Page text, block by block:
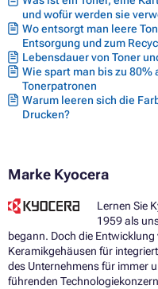
und wofür werden sie
Wo entsorgt man leere
Entsorgung und zum
Lebensdauer von Toner
Wie spart man bis zu
Tonerpatronen
Warum leeren sich die
Drucken?
Marke Kyocera
Lernen Sie
1959 als
begann. Doch die
Keramikgehäusen für
des Unternehmens für immer
führenden